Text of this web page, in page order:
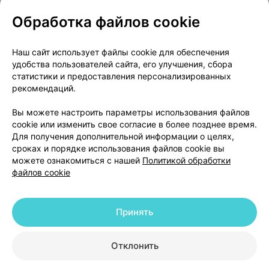
О проекте
Новости проекта
Размещение рекламы
Медицинский маркетинг
Публичный договор
Доставка
Способы оплаты
Вакансии
Партнеры
Написать руководителю 103.by
Написать в поддержку
Персональные настройки Cookie
© 2026 ООО «Артокс Лаб», УНП 191700409 | 220012, Республика Беларусь,
+375 291212755
Обработка файлов cookie
Наш сайт использует файлы cookie для обеспечения
удобства пользователей сайта, его улучшения, сбора
статистики и предоставления персонализированных
рекомендаций.
Вы можете настроить параметры использования файлов
cookie или изменить свое согласие в более позднее время.
Для получения дополнительной информации о целях,
сроках и порядке использования файлов cookie вы
можете ознакомиться с нашей Политикой обработки
файлов cookie
Отклонить
Принять